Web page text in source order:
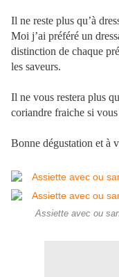
Il ne reste plus qu’à
Moi j’ai préféré un
distinction de chaque
les saveurs.
Il ne vous restera plus
coriandre fraiche si
Bonne dégustation et à
Assiette avec ou